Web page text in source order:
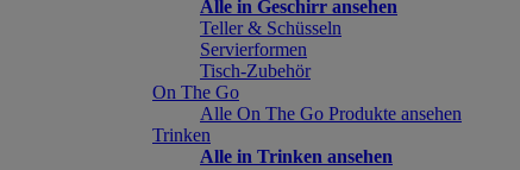
Alle in Geschirr ansehen
Teller & Schüsseln
Servierformen
Tisch-Zubehör
On The Go
Alle On The Go Produkte ansehen
Trinken
Alle in Trinken ansehen